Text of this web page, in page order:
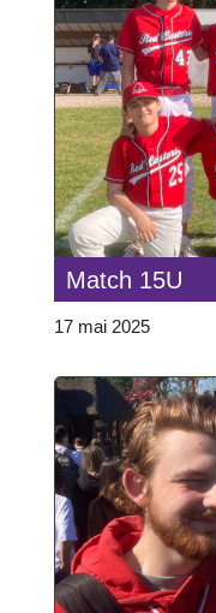
Match 15U
17 mai 2025